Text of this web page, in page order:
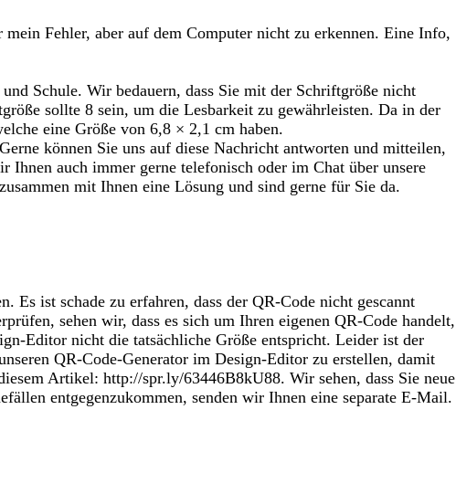
Fehler, aber auf dem Computer nicht zu erkennen. Eine Info,
Schule. Wir bedauern, dass Sie mit der Schriftgröße nicht
sollte 8 sein, um die Lesbarkeit zu gewährleisten. Da in der
eine Größe von 6,8 × 2,1 cm haben.
können Sie uns auf diese Nachricht antworten und mitteilen,
Ihnen auch immer gerne telefonisch oder im Chat über unsere
mit Ihnen eine Lösung und sind gerne für Sie da.
ist schade zu erfahren, dass der QR-Code nicht gescannt
sehen wir, dass es sich um Ihren eigenen QR-Code handelt,
Editor nicht die tatsächliche Größe entspricht. Leider ist der
QR-Code-Generator im Design-Editor zu erstellen, damit
Artikel: http://spr.ly/63446B8kU88. Wir sehen, dass Sie neue
entgegenzukommen, senden wir Ihnen eine separate E-Mail.